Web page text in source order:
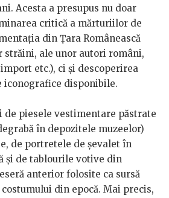
Acesta a presupus nu doar
critică a mărturiilor de
din Țara Românească
străini, ale unor autori români,
etc.), ci și descoperirea
iconografice disponibile.
de piesele vestimentare păstrate
în depozitele muzeelor)
de portretele de șevalet în
și de tablourile votive din
anterior folosite ca sursă
din epocă. Mai precis,